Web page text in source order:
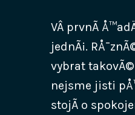
VÂ prvnÃ­
jednÃ¡.
vybrat takovÃ©
nejsme jisti
stojÃ­ o